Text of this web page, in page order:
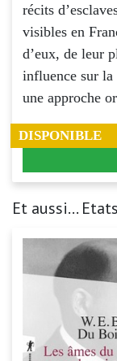
récits
visibles en
d’eux, de leur
influence sur
une approche
DISPONIBLE
Et aussi...